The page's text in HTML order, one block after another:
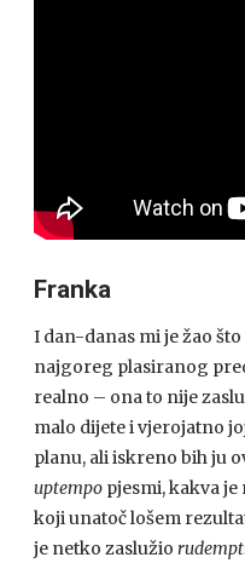
Franka
I dan-danas mi je žao
najgoreg plasiranog
realno – ona to nije
malo dijete i vjerojatno
planu, ali iskreno bih ju
uptempo pjesmi, kakva je
koji unatoč lošem
je netko zaslužio